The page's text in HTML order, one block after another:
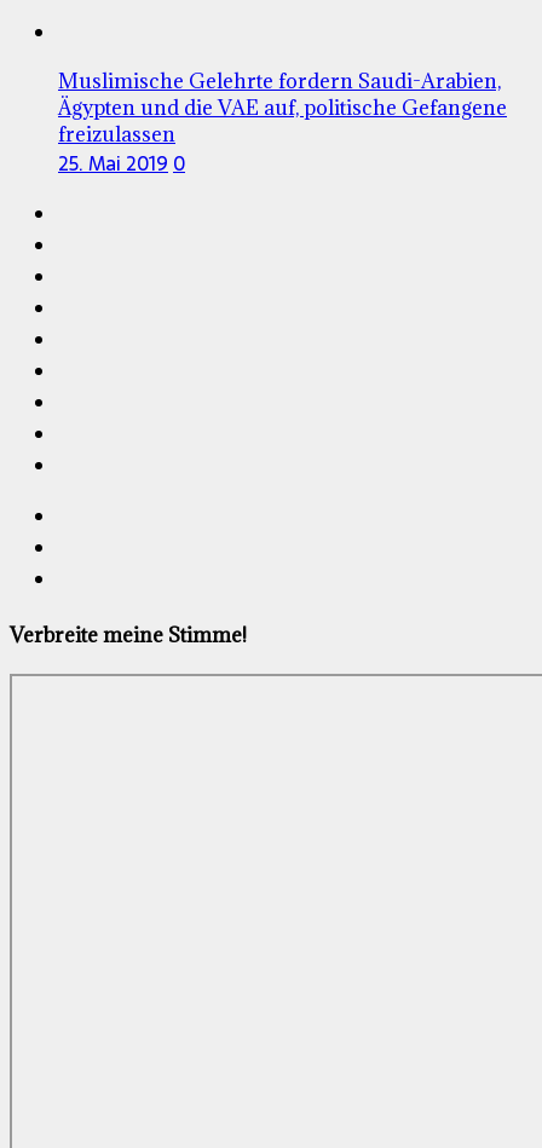
Muslimische Gelehrte fordern Saudi-Arabien,
Ägypten und die VAE auf, politische Gefangene
freizulassen
25. Mai 20190
Verbreite meine Stimme!